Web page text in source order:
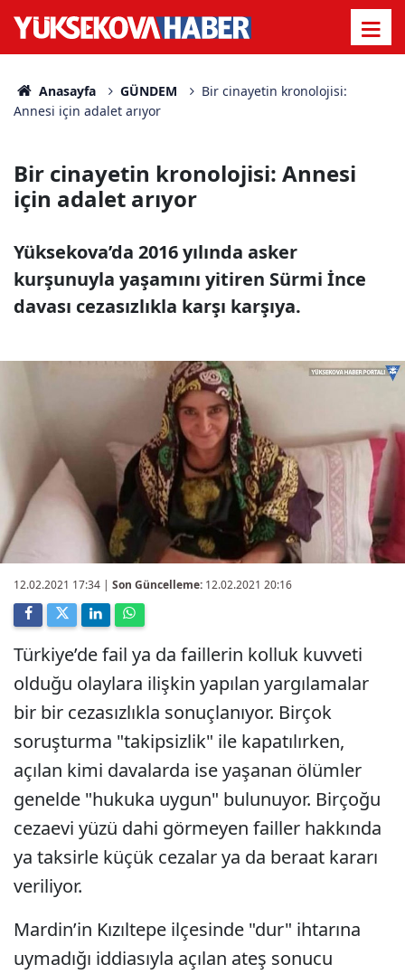
Anasayfa GÜNDEM
Bir cinayetin kronolojisi:
Annesi için adalet arıyor
Bir cinayetin kronolojisi: Annesi
için adalet arıyor
Yüksekova’da 2016 yılında asker
kurşunuyla yaşamını yitiren Sürmi İnce
davası cezasızlıkla karşı karşıya.
12.02.2021 17:34 | Son Güncelleme: 12.02.2021 20:16
Türkiye’de fail ya da faillerin kolluk kuvveti
olduğu olaylara ilişkin yapılan yargılamalar
bir bir cezasızlıkla sonuçlanıyor. Birçok
soruşturma "takipsizlik" ile kapatılırken,
açılan kimi davalarda ise yaşanan ölümler
genelde "hukuka uygun" bulunuyor. Birçoğu
cezaevi yüzü dahi görmeyen failler hakkında
ya taksirle küçük cezalar ya da beraat kararı
veriliyor.
Mardin’in Kızıltepe ilçesinde "dur" ihtarına
uymadığı iddiasıyla açılan ateş sonucu